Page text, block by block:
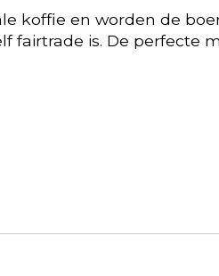
koffie en worden de
fairtrade is. De perfecte